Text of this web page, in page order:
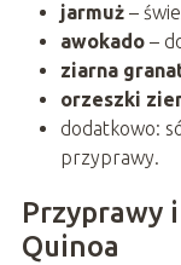
jarmuż–
awokado–
ziarna
orzeszki
dodatkowo:
przyprawy.
Przyprawy
Quinoa